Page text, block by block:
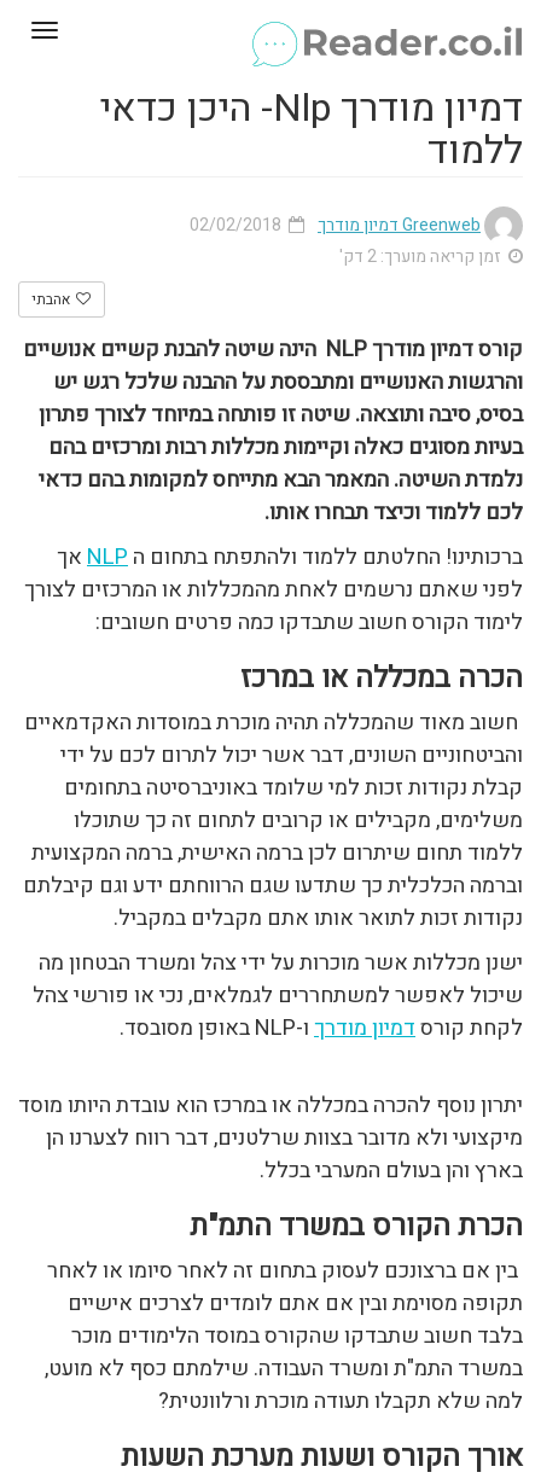
דמיון מודרך Nlp- היכן כדאי
ללמוד
Greenweb דמיון מודרך
זמן קריאה מוערך: 2 דק'
אהבתי
קורס דמיון מודרךNLP הינה שיטה להבנת קשיים אנושיים
והרגשות האנושיים ומתבססת על ההבנה שלכל רגש יש
בסיס, סיבה ותוצאה. שיטה זו פותחה במיוחד לצורך פתרון
בעיות מסוגים כאלה וקיימות מכללות רבות ומרכזים בהם
נלמדת השיטה. המאמר הבא מתייחס למקומות בהם כדאי
לכם ללמוד וכיצד תבחרו אותו.
ברכותינו! החלטתם ללמוד ולהתפתח בתחום הNLPאך
לפני שאתם נרשמים לאחת מהמכללות או המרכזים לצורך
לימוד הקורס חשוב שתבדקו כמה פרטים חשובים:
הכרה במכללה או במרכז
חשוב מאוד שהמכללה תהיה מוכרת במוסדות האקדמאיים
והביטחוניים השונים, דבר אשר יכול לתרום לכם על ידי
קבלת נקודות זכות למי שלומד באוניברסיטה בתחומים
משלימים, מקבילים או קרובים לתחום זה כך שתוכלו
ללמוד תחום שיתרום לכן ברמה האישית, ברמה המקצועית
וברמה הכלכלית כך שתדעו שגם הרווחתם ידע וגם קיבלתם
נקודות זכות לתואר אותו אתם מקבלים במקביל.
ישנן מכללות אשר מוכרות על ידי צהל ומשרד הבטחון מה
שיכול לאפשר למשתחררים לגמלאים, נכי או פורשי צהל
לקחת קורסדמיון מודרךו-NLP באופן מסובסד.
יתרון נוסף להכרה במכללה או במרכז הוא עובדת היותו מוסד
מיקצועי ולא מדובר בצוות שרלטנים, דבר רווח לצערנו הן
בארץ והן בעולם המערבי בכלל.
הכרת הקורס במשרד התמ"ת
בין אם ברצונכם לעסוק בתחום זה לאחר סיומו או לאחר
תקופה מסוימת ובין אם אתם לומדים לצרכים אישיים
בלבד חשוב שתבדקו שהקורס במוסד הלימודים מוכר
במשרד התמ"ת ומשרד העבודה. שילמתם כסף לא מועט,
למה שלא תקבלו תעודה מוכרת ורלוונטית?
אורך הקורס ושעות מערכת השעות